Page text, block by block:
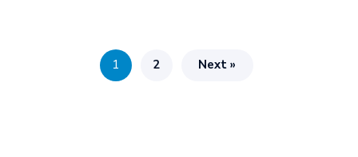
1 2 Next »